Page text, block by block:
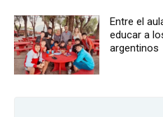
Entre el
educar a
argentinos